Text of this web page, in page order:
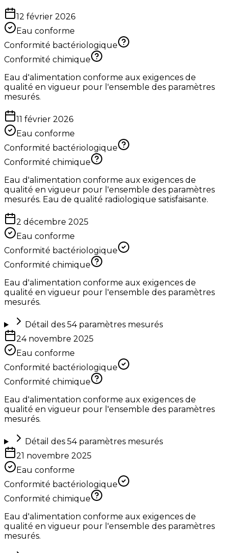
12 février 2026
Eau conforme
Conformité bactériologique
Conformité chimique
Eau d'alimentation conforme aux exigences de
qualité en vigueur pour l'ensemble des paramètres
mesurés.
11 février 2026
Eau conforme
Conformité bactériologique
Conformité chimique
Eau d'alimentation conforme aux exigences de
qualité en vigueur pour l'ensemble des paramètres
mesurés. Eau de qualité radiologique satisfaisante.
2 décembre 2025
Eau conforme
Conformité bactériologique
Conformité chimique
Eau d'alimentation conforme aux exigences de
qualité en vigueur pour l'ensemble des paramètres
mesurés.
Détail des 54paramètres mesurés
24 novembre 2025
Eau conforme
Conformité bactériologique
Conformité chimique
Eau d'alimentation conforme aux exigences de
qualité en vigueur pour l'ensemble des paramètres
mesurés.
Détail des 54paramètres mesurés
21 novembre 2025
Eau conforme
Conformité bactériologique
Conformité chimique
Eau d'alimentation conforme aux exigences de
qualité en vigueur pour l'ensemble des paramètres
mesurés.